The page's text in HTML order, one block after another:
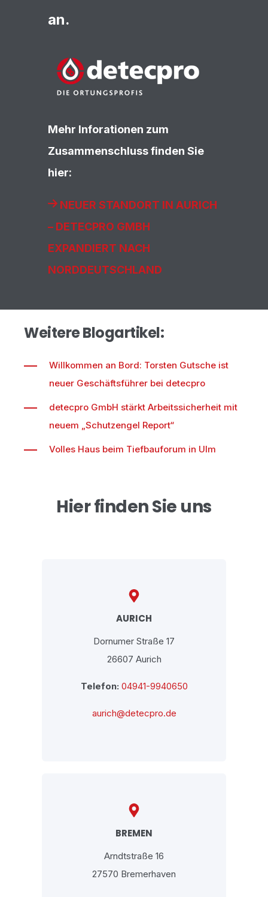
an.
Mehr Inforationen zum
Zusammenschluss finden Sie
hier:
NEUER STANDORT IN AURICH
– DETECPRO GMBH
EXPANDIERT NACH
NORDDEUTSCHLAND
Weitere Blogartikel:
Willkommen an Bord: Torsten Gutsche ist
neuer Geschäftsführer bei detecpro
detecpro GmbH stärkt Arbeitssicherheit mit
neuem „Schutzengel Report“
Volles Haus beim Tiefbauforum in Ulm
Hier finden Sie uns
AURICH
Dornumer Straße 17
26607 Aurich
Telefon: 04941-9940650
aurich@detecpro.de
BREMEN
Arndtstraße 16
27570 Bremerhaven